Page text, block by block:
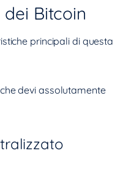
Bitcoin
principali di questa
devi assolutamente